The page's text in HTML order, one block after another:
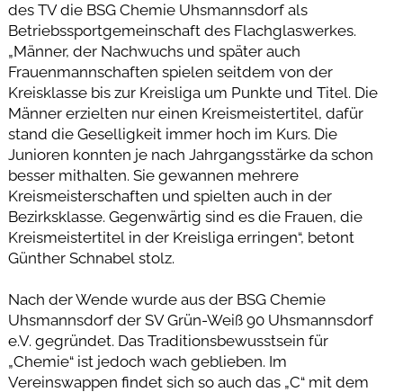
des TV die BSG Chemie Uhsmannsdorf als
Betriebssportgemeinschaft des Flachglaswerkes.
„Männer, der Nachwuchs und später auch
Frauenmannschaften spielen seitdem von der
Kreisklasse bis zur Kreisliga um Punkte und Titel. Die
Männer erzielten nur einen Kreismeistertitel, dafür
stand die Geselligkeit immer hoch im Kurs. Die
Junioren konnten je nach Jahrgangsstärke da schon
besser mithalten. Sie gewannen mehrere
Kreismeisterschaften und spielten auch in der
Bezirksklasse. Gegenwärtig sind es die Frauen, die
Kreismeistertitel in der Kreisliga erringen“, betont
Günther Schnabel stolz.
Nach der Wende wurde aus der BSG Chemie
Uhsmannsdorf der SV Grün-Weiß 90 Uhsmannsdorf
e.V. gegründet. Das Traditionsbewusstsein für
„Chemie“ ist jedoch wach geblieben. Im
Vereinswappen findet sich so auch das „C“ mit dem